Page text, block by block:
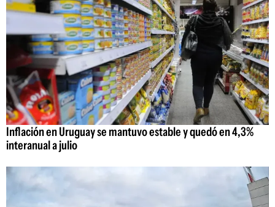
Inflación en Uruguay se mantuvo estable y quedó en 4,3%
interanual a julio